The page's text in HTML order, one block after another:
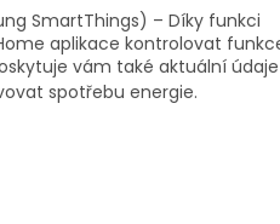
SmartThings) – Díky funkci
aplikace kontrolovat
vám také aktuální údaje
spotřebu energie.